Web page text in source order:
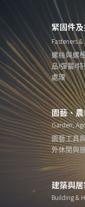
緊固件
Fasteners
螺絲與螺
品/彈簧/
處理
園藝、
Garden,
園藝工具
外休閒與
建築與
Building &